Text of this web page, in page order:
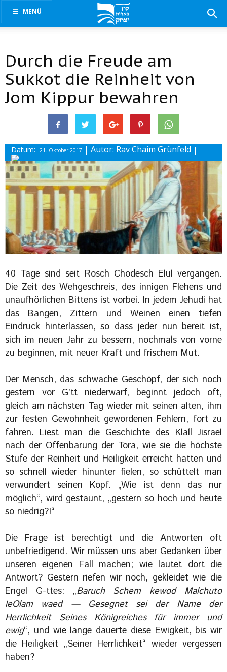
MENÜ
Durch die Freude am
Sukkot die Reinheit von
Jom Kippur bewahren
Datum: 21. Oktober 2017 | Autor: Rav Chaim Grünfeld |
40 Tage sind seit Rosch Chodesch Elul vergangen.
Die Zeit des Wehgeschreis, des innigen Flehens und
unaufhörlichen Bittens ist vorbei. In jedem Jehudi hat
das Bangen, Zittern und Weinen einen tiefen
Eindruck hinterlassen, so dass jeder nun bereit ist,
sich im neuen Jahr zu bessern, nochmals von vorne
zu beginnen, mit neuer Kraft und frischem Mut.
Der Mensch, das schwache Geschöpf, der sich noch
gestern vor G’tt niederwarf, beginnt jedoch oft,
gleich am nächsten Tag wieder mit seinen alten, ihm
zur festen Gewohnheit gewordenen Fehlern, fort zu
fahren. Liest man die Geschichte des Klall Jisrael
nach der Offenbarung der Tora, wie sie die höchste
Stufe der Reinheit und Heiligkeit erreicht hatten und
so schnell wieder hinunter fielen, so schüttelt man
verwundert seinen Kopf. „Wie ist denn das nur
möglich“, wird gestaunt, „gestern so hoch und heute
so niedrig?!“
Die Frage ist berechtigt und die Antworten oft
unbefriedigend. Wir müssen uns aber Gedanken über
unseren eigenen Fall machen; wie lautet dort die
Antwort? Gestern riefen wir noch, gekleidet wie die
Engel G-ttes: „Baruch Schem kewod Malchuto
leOlam waed — Gesegnet sei der Name der
Herrlichkeit Seines Königreiches für immer und
ewig“, und wie lange dauerte diese Ewigkeit, bis wir
die Heiligkeit „Seiner Herrlichkeit“ wieder vergessen
haben?